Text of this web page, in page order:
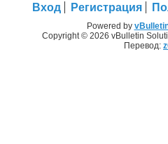
Вход Регистрация
Powered by
Copyright © 2026 vBulletin
Перевод: